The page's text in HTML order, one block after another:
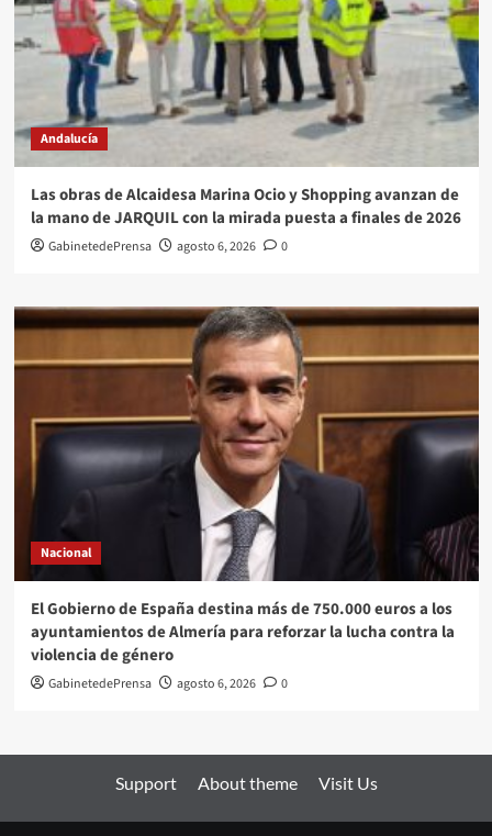
Andalucía
Las obras de Alcaidesa Marina Ocio y Shopping avanzan de
la mano de JARQUIL con la mirada puesta a finales de 2026
GabinetedePrensa agosto 6, 2026 0
Nacional
El Gobierno de España destina más de 750.000 euros a los
ayuntamientos de Almería para reforzar la lucha contra la
violencia de género
GabinetedePrensa agosto 6, 2026 0
Support About theme Visit Us